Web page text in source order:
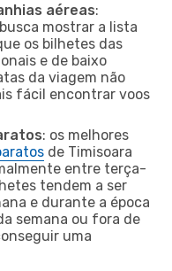
aéreas:
mostrar a lista
os bilhetes das
e de baixo
da viagem não
fácil encontrar voos
: os melhores
de Timisoara
entre terça-
tendem a ser
e durante a época
semana ou fora de
uma